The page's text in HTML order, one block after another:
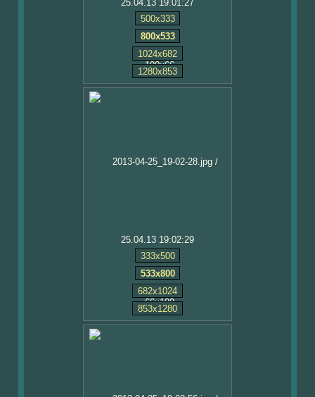
25.04.13 19:01:27
500x333
800x533
1024x682
1280x853
25.04.13 19:02:29
333x500
533x800
682x1024
853x1280